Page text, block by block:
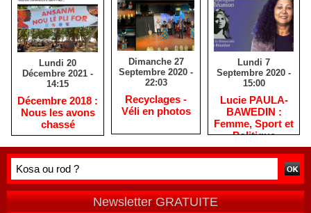
Lundi 20
Décembre 2021 -
14:15
Décembre 2018 :
Nous les avons
chassé
Dimanche 27
Septembre 2020 -
22:03
Recyclages -
Véli en photos
Lundi 7
Septembre 2020 -
15:00
Lucie PAULA-
BAWEDIN :
Femme, Sport et
Politique
Newsletter GRATUITE